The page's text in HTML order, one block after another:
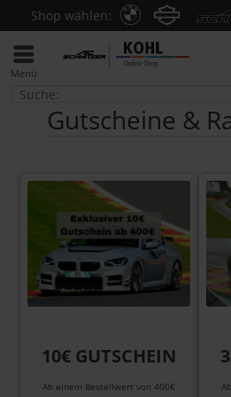
Shop wählen:
Menü
Gutscheine
Gutscheine &
10€ GUTSCHEIN
Ab einem Bestellwert von 400€